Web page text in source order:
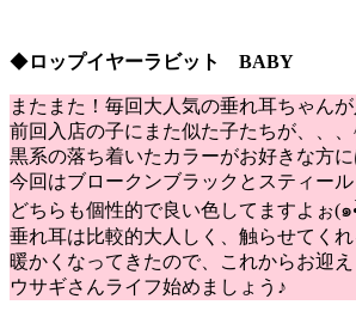
◆ロップイヤーラビット BABY
またまた！毎回大人気の垂れ耳ちゃん
前回入店の子にまた似た子たちが、、
黒系の落ち着いたカラーがお好きな方に
今回はブロークンブラックとスティール
どちらも個性的で良い色してますよぉ(๑
垂れ耳は比較的大人しく、触らせてく
暖かくなってきたので、これからお迎
ウサギさんライフ始めましょう♪